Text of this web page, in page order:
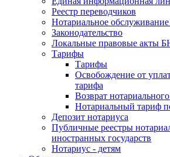
Реестр переводчиков
Нотариальное обслуживание
Законодательство
Локальные правовые акты
Тарифы
Тарифы
Освобождение от
тарифа
Возврат
Нотариальный тариф
Депозит нотариуса
Публичные реестры
иностранных государств
Нотариус - детям